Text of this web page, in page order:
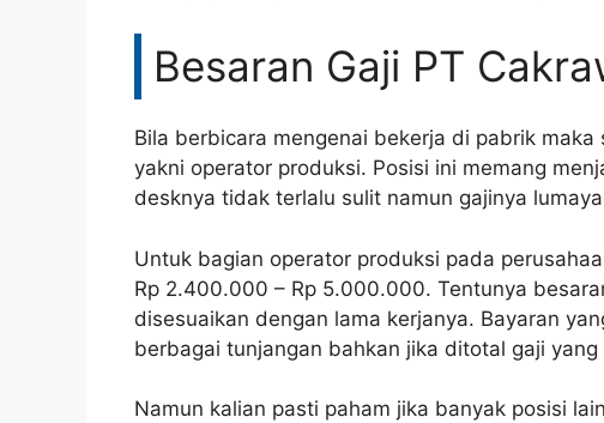
Besaran Gaji PT
Bila berbicara mengenai bekerja di pabrik
yakni operator produksi. Posisi ini memang
desknya tidak terlalu sulit namun gajinya
Untuk bagian operator produksi pada
Rp 2.400.000 – Rp 5.000.000. Tentunya
disesuaikan dengan lama kerjanya. Bayaran
berbagai tunjangan bahkan jika ditotal gaji
Namun kalian pasti paham jika banyak posisi